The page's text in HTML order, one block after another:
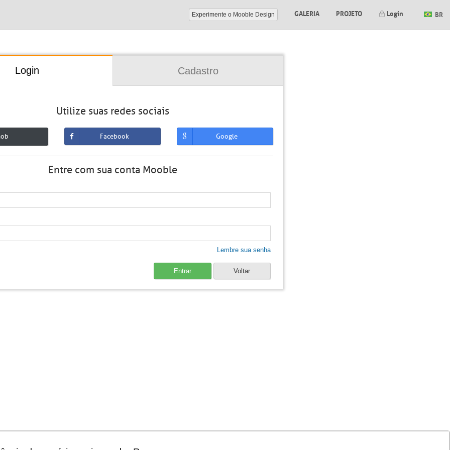
Experimente o Mooble Design GALERIA PROJETO Login BR
Login Cadastro
Utilize suas redes sociais
Facebook Google
Entre com sua conta Mooble
Lembre sua senha
Entrar Voltar